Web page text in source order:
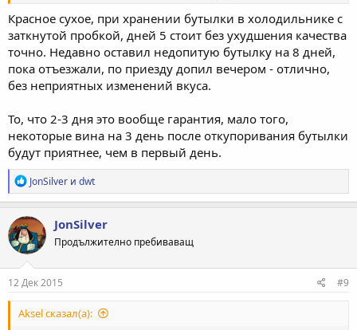
Красное сухое, при хранении бутылки в холодильнике с
заткнутой пробкой, дней 5 стоит без ухудшения качества
точно. Недавно оставил недопитую бутылку на 8 дней,
пока отъезжали, по приезду допил вечером - отлично,
без неприятных изменений вкуса.
То, что 2-3 дня это вообще гарантия, мало того,
некоторые вина на 3 день после откупоривания бутылки
будут приятнее, чем в первый день.
Р
е
а
к
ц
и
и
:
JonSilver и dwt
JonSilver
Продължително пребиваващ
12 Дек 2015 #9
Aksel сказал(а):